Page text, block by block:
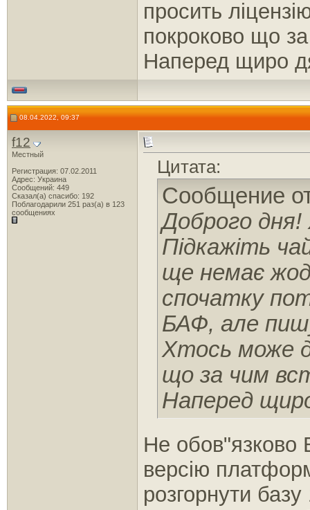
просить
покроково що
Наперед щиро
08.04.2022, 09:37
f12
Местный
Регистрация: 07.02.2011
Адрес: Украина
Сообщений: 449
Сказал(а) спасибо: 192
Поблагодарили 251 раз(а) в 123
сообщениях
Цитата:
Сообщение
Доброго
Підкажіть
ще немає
спочатку
БАФ, але
Хтось може
що за чим
Наперед
Не обов"язково
версію
розгорнути